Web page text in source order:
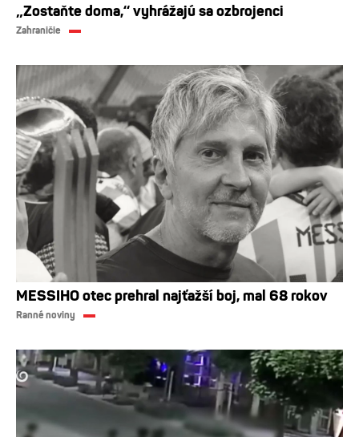
„Zostaňte doma,“ vyhrážajú sa ozbrojenci
Zahraničie
MESSIHO otec prehral najťažší boj, mal 68 rokov
Ranné noviny